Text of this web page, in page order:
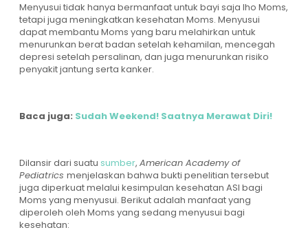
Menyusui tidak hanya bermanfaat untuk bayi saja lho Moms,
tetapi juga meningkatkan kesehatan Moms. Menyusui
dapat membantu Moms yang baru melahirkan untuk
menurunkan berat badan setelah kehamilan, mencegah
depresi setelah persalinan, dan juga menurunkan risiko
penyakit jantung serta kanker.
Baca juga: Sudah Weekend! Saatnya Merawat Diri!
Dilansir dari suatu sumber, American Academy of
Pediatrics menjelaskan bahwa bukti penelitian tersebut
juga diperkuat melalui kesimpulan kesehatan ASI bagi
Moms yang menyusui. Berikut adalah manfaat yang
diperoleh oleh Moms yang sedang menyusui bagi
kesehatan: